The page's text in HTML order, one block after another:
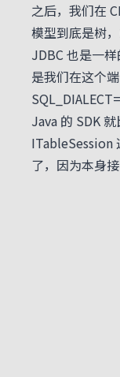
之后，我们在
模型到底是树
JDBC 也是一
是我们在这个
Java 的 SDK
ITableSession
了，因为本身